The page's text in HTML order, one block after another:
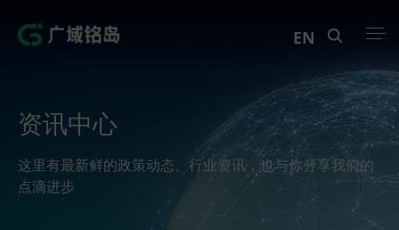
解决方案
案例中心
EN
资讯中心
这里有最新鲜的政策动态、行业资讯，也与你分享我们的
点滴进步